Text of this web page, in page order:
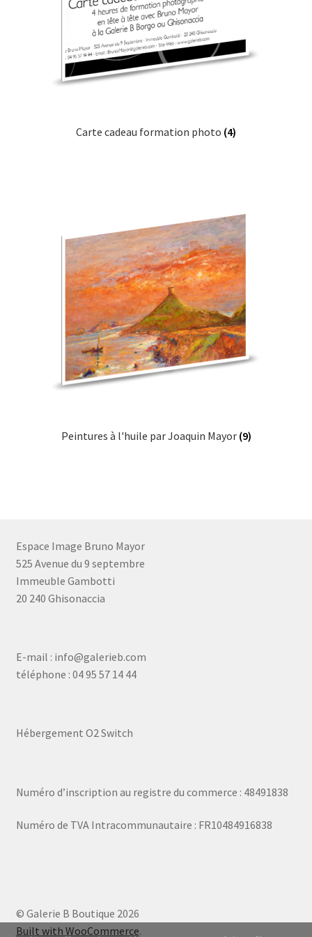
Carte cadeau formation photo (4)
Peintures à l'huile par Joaquin Mayor (9)
Espace Image Bruno Mayor
525 Avenue du 9 septembre
Immeuble Gambotti
20 240 Ghisonaccia
E-mail : info@galerieb.com
téléphone : 04 95 57 14 44
Hébergement O2 Switch
Numéro d’inscription au registre du commerce : 48491838
Numéro de TVA Intracommunautaire : FR10484916838
© Galerie B Boutique 2026
Built with WooCommerce.